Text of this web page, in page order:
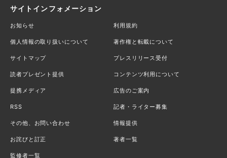
サイトインフォメーション
お知らせ 利用規約
個人情報の取り扱いについて 著作権と転載について
サイトマップ プレスリリース受付
読者プレゼント提供 コンテンツ利用について
提携メディア 広告のご案内
RSS 記者・ライター募集
その他、お問い合わせ 情報提供
お詫びと訂正 著者一覧
監修者一覧